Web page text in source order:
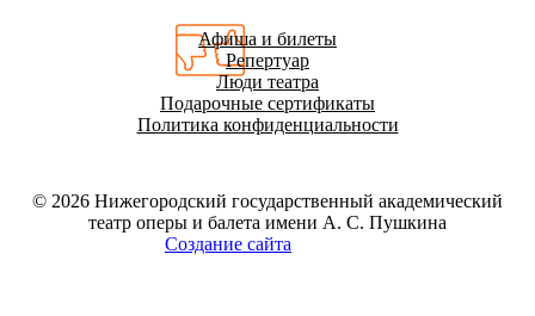
Кудряшовым, С.Л. Гаудасинским, О.Т. Ивановой, Г.Г.
Исаакяном, М. Дроссом, Б. Бергер-Горски, А.Л. Клевицким,
Б.А. Стаценко, В.И. Щербаковым, В.Б. Ванеевым, Т.
Гугушвили, С.А. Лариным.
(«Пиковая дама»), Хозе («Кармен»), Андрей («Мазепа»),
Владимир Игоревич («Князь Игорь»), Водемон («Иоланта»),
Богдан Собинин («Иван Сусанин»), Самозванец («Борис
Годунов»), Дон Жуан («Каменный гость»), Альбер («Скупой
Афиша и билеты
Репертуар
Люди театра
Подарочные сертификаты
Политика конфиденциальности
© 2026 Нижегородский государственный академический
театр оперы и балета имени А. С. Пушкина
Создание сайта